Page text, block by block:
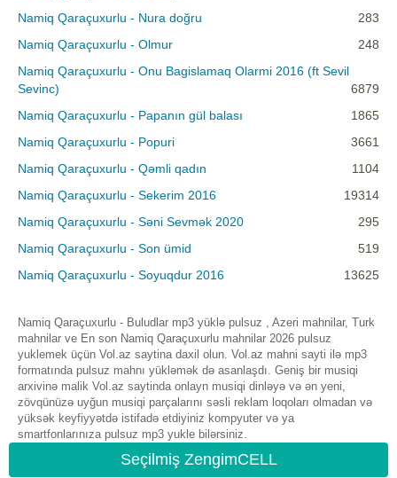
Namiq Qaraçuxurlu - Nura doğru
283
Namiq Qaraçuxurlu - Olmur
248
Namiq Qaraçuxurlu - Onu Bagislamaq Olarmi 2016 (ft Sevil
Sevinc)
6879
Namiq Qaraçuxurlu - Papanın gül balası
1865
Namiq Qaraçuxurlu - Popuri
3661
Namiq Qaraçuxurlu - Qəmli qadın
1104
Namiq Qaraçuxurlu - Sekerim 2016
19314
Namiq Qaraçuxurlu - Səni Sevmək 2020
295
Namiq Qaraçuxurlu - Son ümid
519
Namiq Qaraçuxurlu - Soyuqdur 2016
13625
Namiq Qaraçuxurlu - Buludlar mp3 yüklə pulsuz , Azeri mahnilar, Turk
mahnilar ve En son Namiq Qaraçuxurlu mahnilar 2026 pulsuz
yuklemek üçün Vol.az saytina daxil olun. Vol.az mahni sayti ilə mp3
formatında pulsuz mahnı yükləmək də asanlaşdı. Geniş bir musiqi
arxivinə malik Vol.az saytinda onlayn musiqi dinləyə və ən yeni,
zövqünüzə uyğun musiqi parçalarını səsli reklam loqoları olmadan və
yüksək keyfiyyətdə istifadə etdiyiniz kompyuter və ya
smartfonlarınıza pulsuz mp3 yukle bilərsiniz.
Seçilmiş ZengimCELL